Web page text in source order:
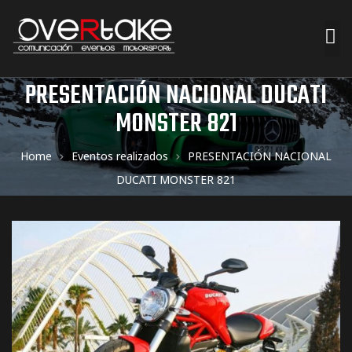
PRESENTACIÓN NACIONAL DUCATI
MONSTER 821
Home Eventos realizados
PRESENTACIÓN NACIONAL
DUCATI MONSTER 821
de